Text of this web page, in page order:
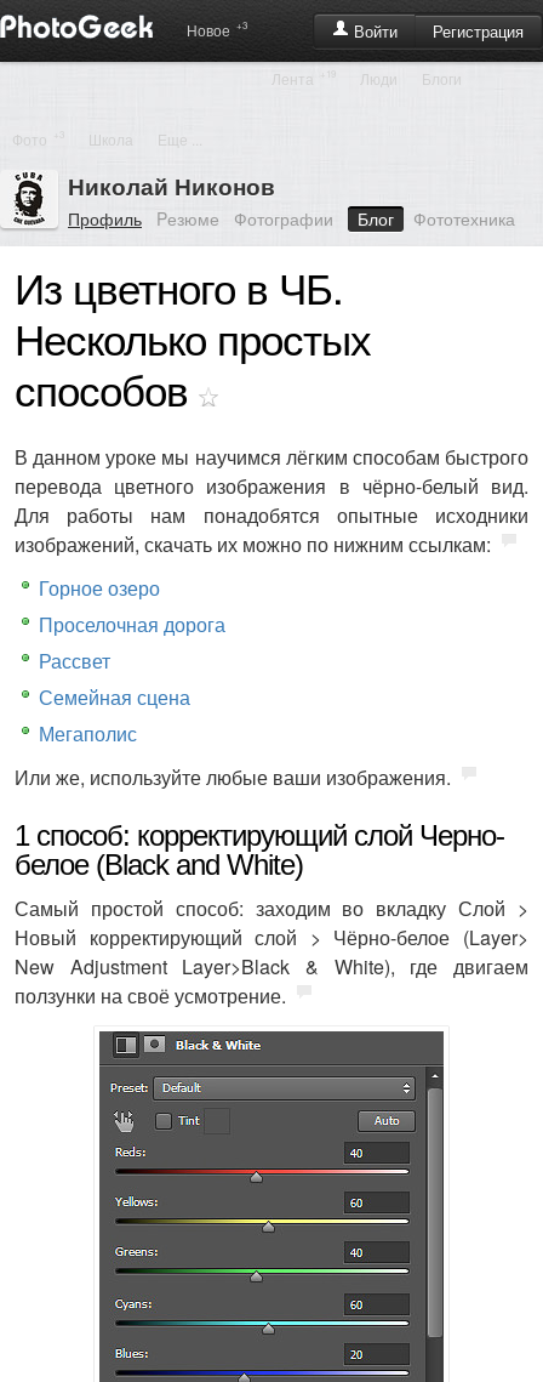
Войти Регистрация
Новое +3
Лента +19 Люди Блоги
Фото Школа Еще ...
Николай Никонов
Профиль Pезюме Фотографии Блог Фототехника
Из цветного в ЧБ.
Несколько простых
способов
В данном уроке мы научимся лёгким способам быстрого
перевода цветного изображения в чёрно-белый вид.
Для работы нам понадобятся опытные исходники
изображений, скачать их можно по нижним ссылкам:
Горное озеро
Проселочная дорога
Рассвет
Семейная сцена
Мегаполис
Или же, используйте любые ваши изображения.
1 способ: корректирующий слой Черно-
белое (Black and White)
Самый простой способ: заходим во вкладку Слой >
Новый корректирующий слой > Чёрно-белое (Layer>
New Adjustment Layer>Black & White), где двигаем
ползунки на своё усмотрение.